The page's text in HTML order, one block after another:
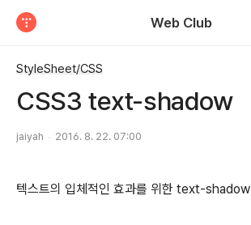
Web Club
StyleSheet/CSS
CSS3 text-shadow
jaiyah 2016. 8. 22. 07:00
텍스트의 입체적인 효과를 위한 text-shadow